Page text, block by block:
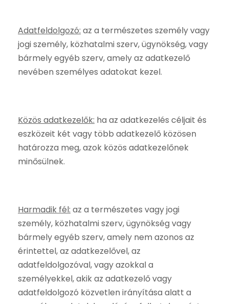
Adatfeldolgozó: az a természetes személy vagy
jogi személy, közhatalmi szerv, ügynökség, vagy
bármely egyéb szerv, amely az adatkezelő
nevében személyes adatokat kezel.
Közös adatkezelők: ha az adatkezelés céljait és
eszközeit két vagy több adatkezelő közösen
határozza meg, azok közös adatkezelőnek
minősülnek.
Harmadik fél: az a természetes vagy jogi
személy, közhatalmi szerv, ügynökség vagy
bármely egyéb szerv, amely nem azonos az
érintettel, az adatkezelővel, az
adatfeldolgozóval, vagy azokkal a
személyekkel, akik az adatkezelő vagy
adatfeldolgozó közvetlen irányítása alatt a